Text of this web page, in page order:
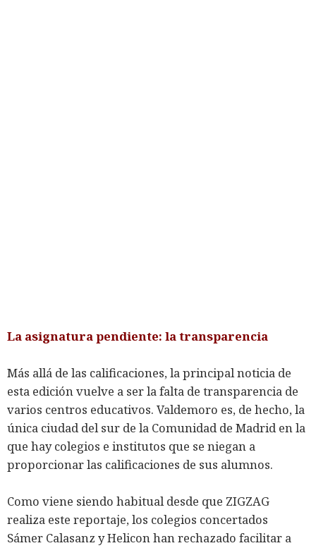
La asignatura pendiente: la transparencia
Más allá de las calificaciones, la principal noticia de
esta edición vuelve a ser la falta de transparencia de
varios centros educativos. Valdemoro es, de hecho, la
única ciudad del sur de la Comunidad de Madrid en la
que hay colegios e institutos que se niegan a
proporcionar las calificaciones de sus alumnos.
Como viene siendo habitual desde que ZIGZAG
realiza este reportaje, los colegios concertados
Sámer Calasanz y Helicon han rechazado facilitar a